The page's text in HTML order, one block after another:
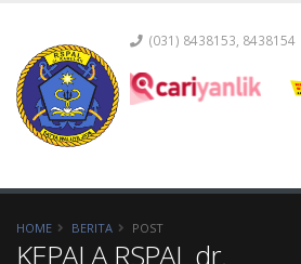
(031) 8438153, 8438154
HOME BERITA POST
KEPALA RSPAL dr.